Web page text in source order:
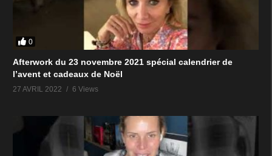
0
Afterwork du 23 novembre 2021 spécial calendrier de
l’avent et cadeaux de Noël
27 AVRIL 2022 6 Views